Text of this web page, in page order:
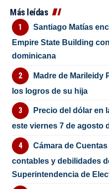
Más leídas
Santiago Matías
Empire State Building
dominicana
Madre de Marileidy
los logros de su hija
Precio del dólar en
este viernes 7 de agosto
Cámara de
contables y debilidades
Superintendencia de